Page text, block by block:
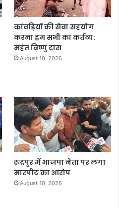
कांवड़ियों की सेवा सहयोग
करना हम सभी का कर्तव्य:
महंत बिष्णु दास
August 10, 2026
रुद्रपुर में भाजपा नेता पर लगा
मारपीट का आरोप
August 10, 2026